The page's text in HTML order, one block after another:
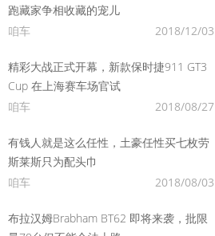
跑藏家争相收藏的宠儿
咱车
2018/12/03
精彩大战正式开幕，新款保时捷911 GT3
Cup 在上海赛车场官试
咱车
2018/08/27
有钱人就是这么任性，土豪任性买七枚劳
斯莱斯只为配头巾
咱车
2018/08/03
布拉汉姆Brabham BT62 即将来袭，批限